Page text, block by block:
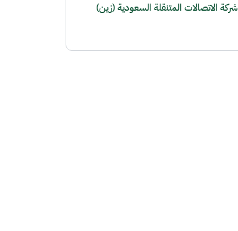
شركة الاتصالات المتنقلة السعودية (زين)